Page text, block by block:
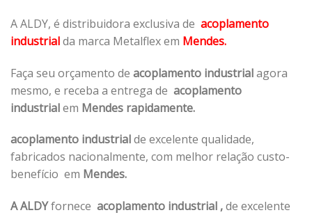
A ALDY, é distribuidora exclusiva de acoplamento
industrialda marca Metalflex em Mendes.
Faça seu orçamento de acoplamento industrialagora
mesmo, e receba a entrega de acoplamento
industrialem Mendes rapidamente.
acoplamento industrialde excelente qualidade,
fabricados nacionalmente, com melhor relação custo-
benefício em Mendes.
A ALDYfornece acoplamento industrial ,de excelente